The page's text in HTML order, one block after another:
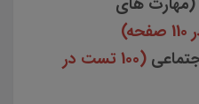
(100 تست در